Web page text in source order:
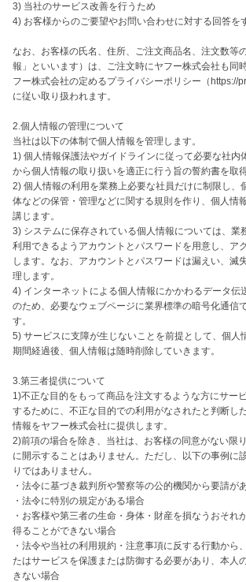
3) 当社のサービス改善を行うため
4) お客様からのご要望やお問い合わせに対する回答を
なお、お客様の氏名、住所、ご注文商品名、注文数等
報」といいます）は、ご注文時にヤフー株式会社も同
フー株式会社の定めるプライバシーポリシー（https://
に従い取り扱われます。
2.個人情報の管理について
当社は以下の体制で個人情報を管理します。
1) 個人情報保護法やガイドラインに従って必要な社内
から個人情報の取り扱いを適正に行う旨の誓約書を取得
2) 個人情報の利用を業務上必要な社員だけに制限し、
体などの保管・管理などに関する規則を作り、個人情
講じます。
3) システムに保存されている個人情報については、業
利用できるようアカウントとパスワードを用意し、ア
します。なお、アカウントとパスワードは漏えい、滅
理します。
4) インターネットによる個人情報にかかわるデータ伝
のため、必要なウェブページに業界標準の暗号化通信
す。
5) サービスに支障が生じないことを前提として、個人
期間経過後、個人情報は随時削除していきます。
3.第三者提供について
1)不正な目的をもって商品を注文するような方にサー
するために、不正な目的での利用がなされたと判断し
情報をヤフー株式会社に提供します。
2)前項の場合を除き、当社は、お客様の同意がない限
に開示することはありません。ただし、以下の事例に
りではありません。
・法令に基づき裁判所や警察等の公的機関から要請が
・法令に特別の規定がある場合
・お客様や第三者の生命・身体・財産を損なうおそれ
得ることができない場合
・法令や当社の利用規約・注意事項に反する行動から
たはサービスを保護または防御する必要があり、本人
きない場合